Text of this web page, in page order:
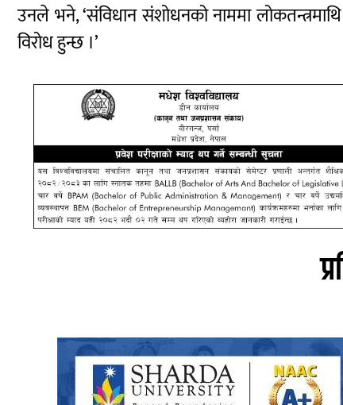
उनले भने, ‘संविधान संशोधनको नाममा
विरोध हुन्छ ।’